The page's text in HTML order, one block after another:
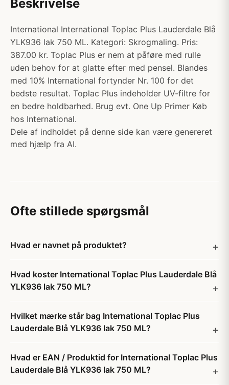
Beskrivelse
International International Toplac Plus Lauderdale Blå
YLK936 lak 750 ML. Kategori: Skrogmaling. Pris:
387.00 kr. Toplac Plus er nem at påføre med rulle
uden behov for at glatte efter med pensel. Blandes
med 10% International fortynder Nr. 100 for det
bedste resultat. Toplac Plus indeholder UV-filtre for
en bedre holdbarhed. Brug evt. One Up Primer Køb
hos International.
Dele af indholdet på denne side kan være genereret
med hjælp fra AI.
Ofte stillede spørgsmål
Hvad er navnet på produktet?
Hvad koster International Toplac Plus Lauderdale Blå
YLK936 lak 750 ML?
Hvilket mærke står bag International Toplac Plus
Lauderdale Blå YLK936 lak 750 ML?
Hvad er EAN / Produktid for International Toplac Plus
Lauderdale Blå YLK936 lak 750 ML?